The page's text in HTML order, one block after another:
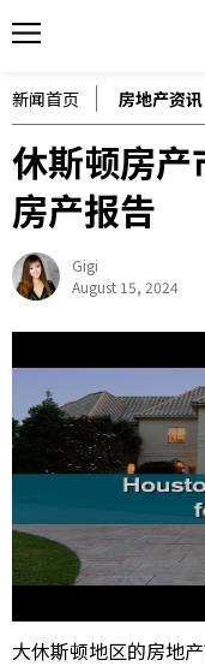
新闻首页 房地产资讯
休斯顿房
房产报告
Gigi
August 15, 2024
大休斯顿地区的房地